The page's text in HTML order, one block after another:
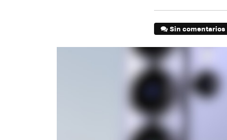
Sin comentarios